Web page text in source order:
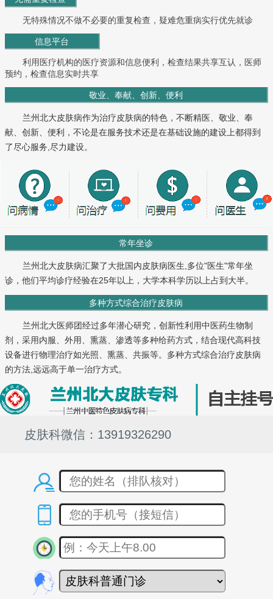
无特殊情况不做不必要的重复检查，疑难危重病实行优先就诊
信息平台
利用医疗机构的医疗资源和信息便利，检查结果共享互认，医师
预约，检查信息实时共享
敬业、奉献、创新、便利
兰州北大皮肤病作为治疗皮肤病的特色，不断精医、敬业、奉
献、创新、便利，不论是在服务技术还是在基础设施的建设上都得到
了尽心服务,尽力建设。
常年坐诊
兰州北大皮肤病汇聚了大批国内皮肤病医生,多位"医生"常年坐
诊，他们平均诊疗经验在25年以上，大学本科学历以上占到大半。
多种方式综合治疗皮肤病
兰州北大医师团经过多年潜心研究，创新性利用中医药生物制
剂，采用内服、外用、熏蒸、渗透等多种给药方式，结合现代高科技
设备进行物理治疗如光照、熏蒸、共振等。多种方式综合治疗皮肤病
的方法,远远高于单一治疗方式。
皮肤科微信：13919326290